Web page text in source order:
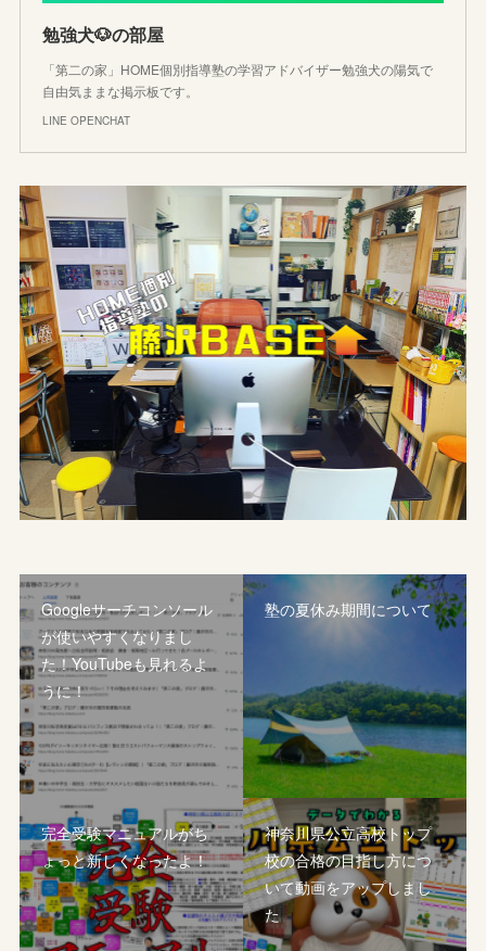
勉強犬🐶の部屋
「第二の家」HOME個別指導塾の学習アドバイザー勉強犬の陽気で
自由気ままな掲示板です。
LINE OPENCHAT
Googleサーチコンソール
が使いやすくなりまし
た！YouTubeも見れるよ
うに！
塾の夏休み期間について
完全受験マニュアルがち
ょっと新しくなったよ！
神奈川県公立高校トップ
校の合格の目指し方につ
いて動画をアップしまし
た